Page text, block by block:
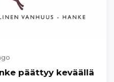
päättyy keväällä